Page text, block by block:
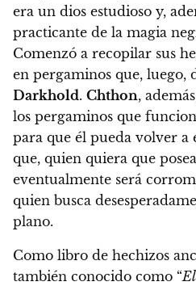
era un dios estudioso y,
practicante de la magia
Comenzó a recopilar sus
en pergaminos que, luego,
Darkhold. Chthon,
los pergaminos que
para que él pueda volver a
que, quien quiera que
eventualmente será
quien busca
plano.
Como libro de hechizos
también conocido como “